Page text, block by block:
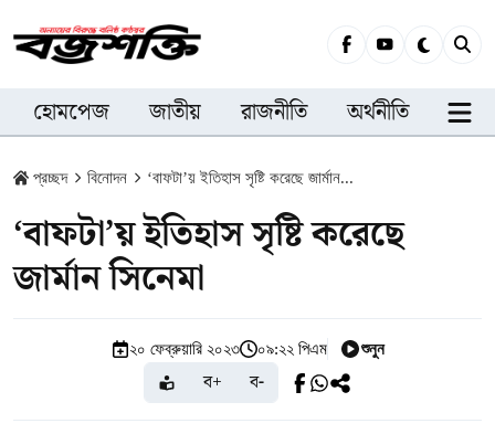
হোমপেজ জাতীয় রাজনীতি অর্থনীতি
প্রচ্ছদ বিনোদন ‘বাফটা’য় ইতিহাস সৃষ্টি করেছে জার্মান...
‘বাফটা’য় ইতিহাস সৃষ্টি করেছে
জার্মান সিনেমা
২০ ফেব্রুয়ারি ২০২৩ ০৯:২২ পিএম শুনুন
ব+ ব-